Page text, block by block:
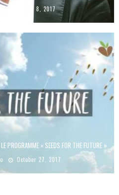
June 8, 2017
PROGRAMME « SEEDS FOR THE FUTURE »
October 27, 2017